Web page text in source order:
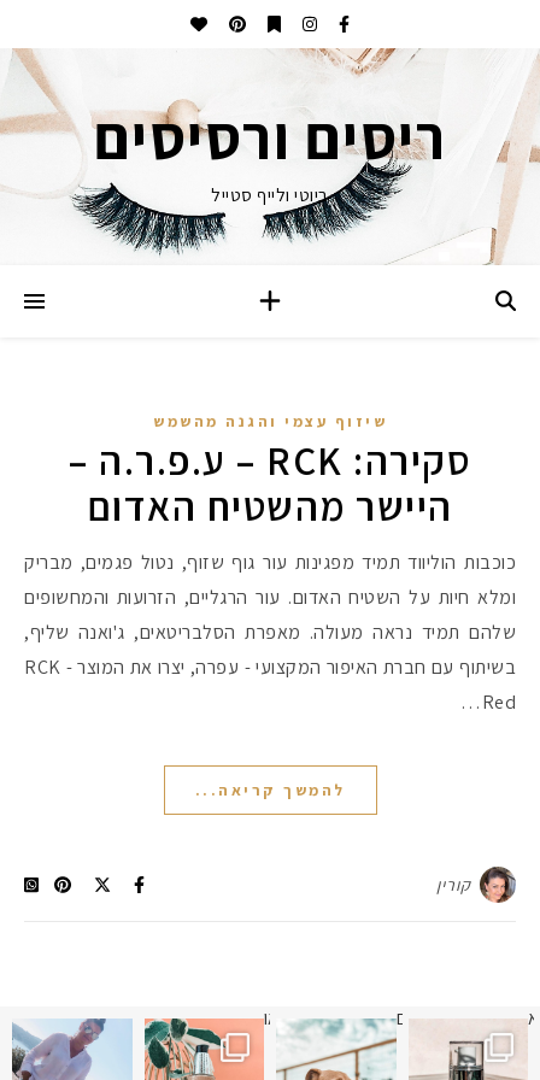
ריסים ורסיסים
ביוטי ולייף סטייל
שיזוף עצמי והגנה מהשמש
סקירה: RCK – ע.פ.ר.ה –
היישר מהשטיח האדום
כוכבות הוליווד תמיד מפגינות עור גוף שזוף, נטול פגמים, מבריק
ומלא חיות על השטיח האדום. עור הרגליים, הזרועות והמחשופים
שלהם תמיד נראה מעולה. מאפרת הסלבריטאים, ג'ואנה שליף,
בשיתוף עם חברת האיפור המקצועי - עפרה, יצרו את המוצר RCK -
Red…
להמשך קריאה...
קורין
תמונה כבר חודשיים
איזו אהבתם יותר? הראשונה או